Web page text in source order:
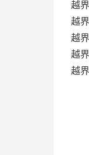
越
越
越
越
越